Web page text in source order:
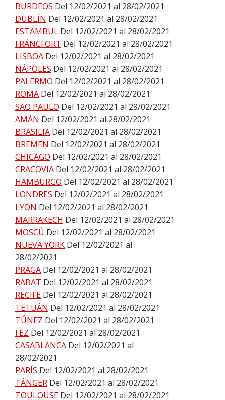
BURDEOS Del 12/02/2021 al 28/02/2021
DUBLÍN Del 12/02/2021 al 28/02/2021
ESTAMBUL Del 12/02/2021 al 28/02/2021
FRÁNCFORT Del 12/02/2021 al 28/02/2021
LISBOA Del 12/02/2021 al 28/02/2021
NÁPOLES Del 12/02/2021 al 28/02/2021
PALERMO Del 12/02/2021 al 28/02/2021
ROMA Del 12/02/2021 al 28/02/2021
SAO PAULO Del 12/02/2021 al 28/02/2021
AMÁN Del 12/02/2021 al 28/02/2021
BRASILIA Del 12/02/2021 al 28/02/2021
BREMEN Del 12/02/2021 al 28/02/2021
CHICAGO Del 12/02/2021 al 28/02/2021
CRACOVIA Del 12/02/2021 al 28/02/2021
HAMBURGO Del 12/02/2021 al 28/02/2021
LONDRES Del 12/02/2021 al 28/02/2021
LYON Del 12/02/2021 al 28/02/2021
MARRAKECH Del 12/02/2021 al 28/02/2021
MOSCÚ Del 12/02/2021 al 28/02/2021
NUEVA YORK Del 12/02/2021 al
28/02/2021
PRAGA Del 12/02/2021 al 28/02/2021
RABAT Del 12/02/2021 al 28/02/2021
RECIFE Del 12/02/2021 al 28/02/2021
TETUÁN Del 12/02/2021 al 28/02/2021
TÚNEZ Del 12/02/2021 al 28/02/2021
FEZ Del 12/02/2021 al 28/02/2021
CASABLANCA Del 12/02/2021 al
28/02/2021
PARÍS Del 12/02/2021 al 28/02/2021
TÁNGER Del 12/02/2021 al 28/02/2021
TOULOUSE Del 12/02/2021 al 28/02/2021